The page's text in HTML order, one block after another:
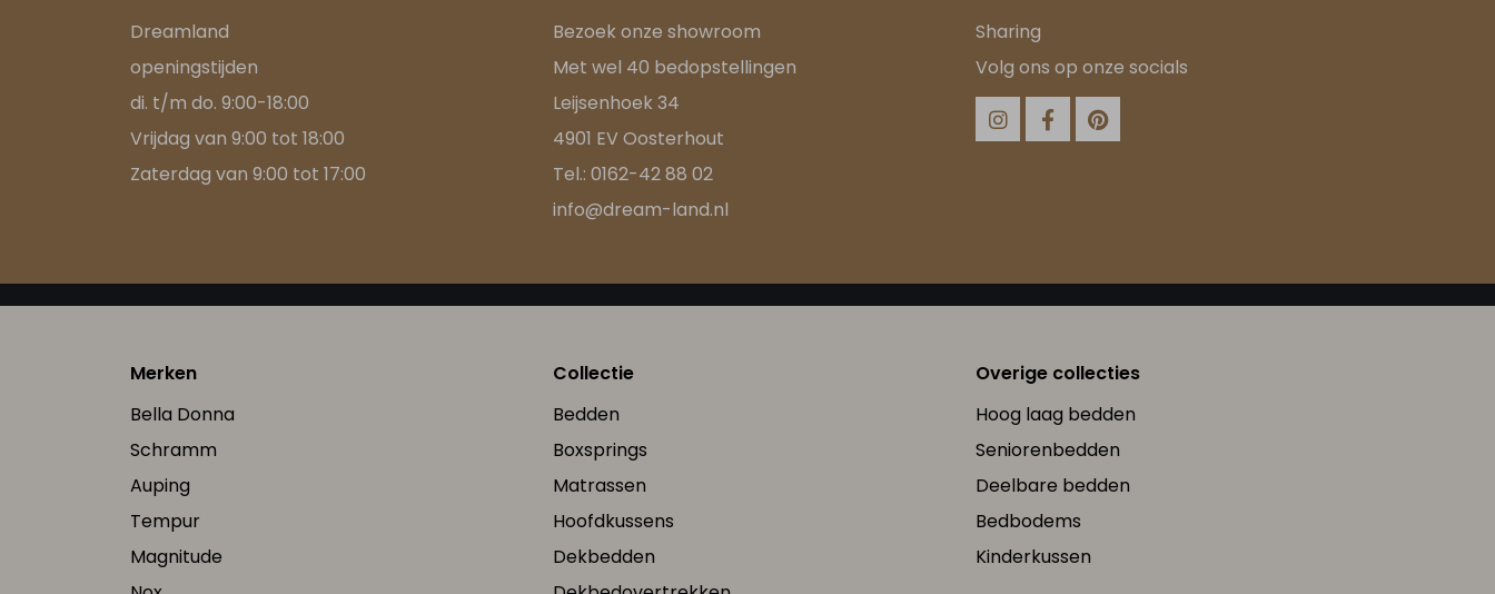
Dreamland
openingstijden
di. t/m do. 9:00-18:00
Vrijdag van 9:00 tot 18:00
Zaterdag van 9:00 tot 17:00
Bezoek onze showroom
Met wel 40 bedopstellingen
Leijsenhoek 34
4901 EV Oosterhout
Tel.: 0162-42 88 02
info@dream-land.nl
Sharing
Volg ons op onze socials
Merken
Bella Donna
Schramm
Auping
Tempur
Magnitude
Collectie
Bedden
Boxsprings
Matrassen
Hoofdkussens
Dekbedden
Overige collecties
Hoog laag bedden
Seniorenbedden
Deelbare bedden
Bedbodems
Kinderkussen